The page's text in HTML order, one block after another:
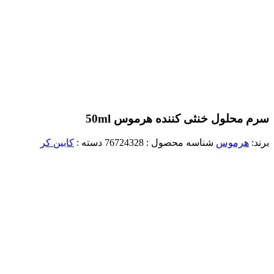
سرم محلول خنثی کننده هرموس 50ml
برند: هرموس شناسه محصول : 76724328 دسته : کابین کر